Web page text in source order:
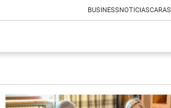
BUSINESSNOTICIASCARAS